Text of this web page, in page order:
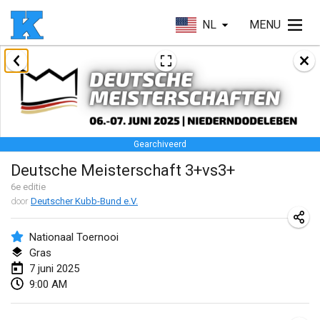
NL MENU
Gearchiveerd
Deutsche Meisterschaft 3+vs3+
6e editie
door Deutscher Kubb-Bund e.V.
Nationaal Toernooi
Gras
7 juni 2025
9:00 AM
januari 2025
Skuffle for the Shovel
18 jan. 2025| Verenigde Staten
Lake Superior Ice Festival Kubb Tournament
25 jan. 2025|Verenigde Staten
Winterkubb
26 jan. 2025|België
maart 2025
Kubbtornooi De Rode Lantaarn
15 mrt. 2025|België